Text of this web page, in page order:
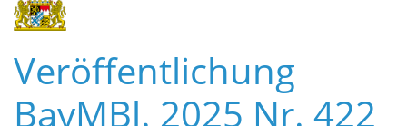
Veröffentlichung
BayMBl. 2025 Nr. 422